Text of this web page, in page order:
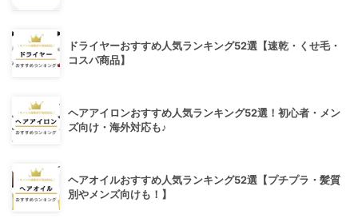
ドライヤーおすすめ人気ランキング52選【速乾・くせ毛・
コスパ商品】
ヘアアイロンおすすめ人気ランキング52選！初心者・メン
ズ向け・海外対応も♪
ヘアオイルおすすめ人気ランキング52選【プチプラ・髪質
別やメンズ向けも！】